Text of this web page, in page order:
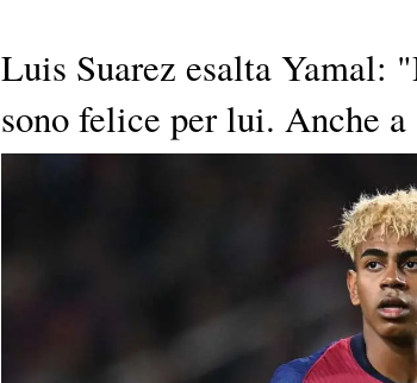
Luis Suarez esalta Yamal:
sono felice per lui. Anche